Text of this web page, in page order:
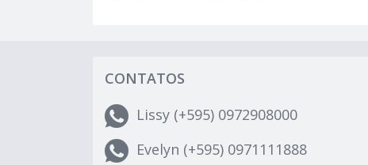
CONTATOS
Lissy (+595) 0972908000
Evelyn (+595) 0971111888